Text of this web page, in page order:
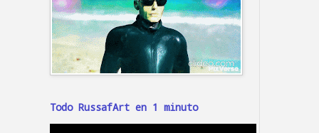
Todo RussafArt en 1 minuto